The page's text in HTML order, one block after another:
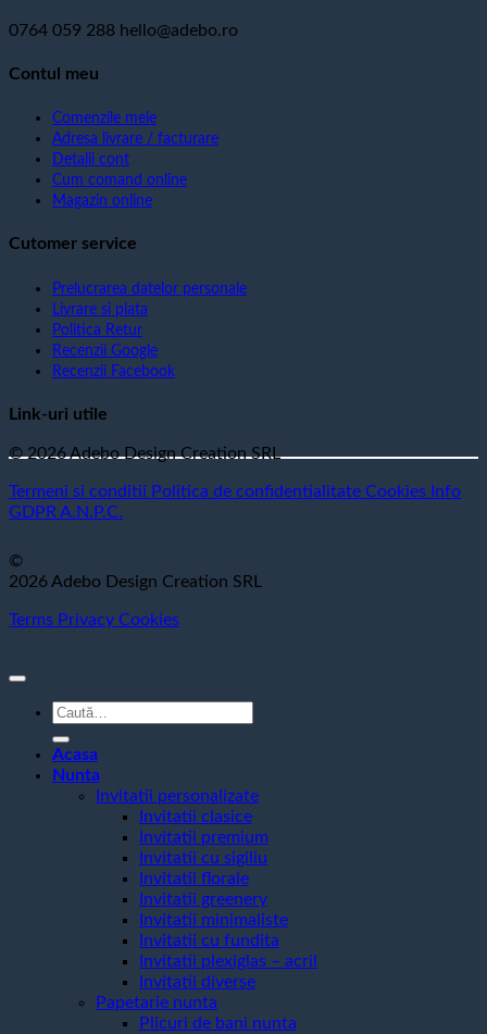
0764 059 288 hello@adebo.ro
Contul meu
Comenzile mele
Adresa livrare / facturare
Detalii cont
Cum comand online
Magazin online
Cutomer service
Prelucrarea datelor personale
Livrare si plata
Politica Retur
Recenzii Google
Recenzii Facebook
Link-uri utile
© 2026 Adebo Design Creation SRL
Termeni si conditii Politica de confidentialitate Cookies Info
GDPR A.N.P.C.
©
2026 Adebo Design Creation SRL
Terms Privacy Cookies
Caută
Acasa
Nunta
Invitatii personalizate
Invitatii clasice
Invitatii premium
Invitatii cu sigiliu
Invitatii florale
Invitatii greenery
Invitatii minimaliste
Invitatii cu fundita
Invitatii plexiglas – acril
Invitatii diverse
Papetarie nunta
Plicuri de bani nunta